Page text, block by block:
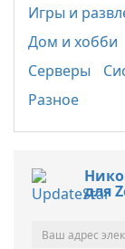
Игры и
Дом и хобби
Серверы
Разное
для